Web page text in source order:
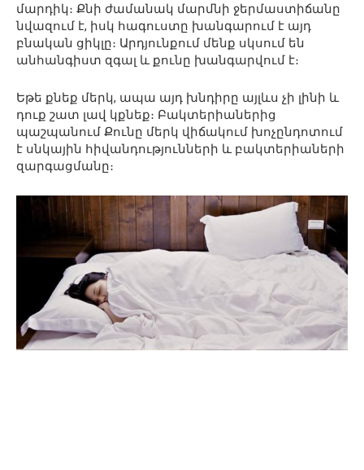
մարդիկ։ Քնի ժամանակ մարմնի ջերմաստիճանը
նվազում է, իսկ հագուստը խանգարում է այդ
բնական ցիկլը։ Արդյունքում մենք սկսում են
անհանգիստ զգալ և քունը խանգարվում է։
Եթե քնեք մերկ, ապա այդ խնդիրը այլևս չի լինի և
դուք շատ լավ կքնեք։ Բակտերիաներից
պաշպանում Քունը մերկ վիճակում խոչընդոտում
է սնկային հիվանդությունների և բակտերիաների
զարգացմանը։